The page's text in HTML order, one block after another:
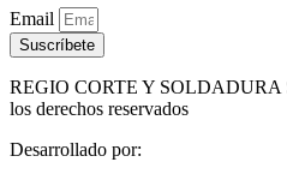
Email
Suscríbete
REGIO CORTE Y SOLDADURA
los derechos reservados
Desarrollado por: